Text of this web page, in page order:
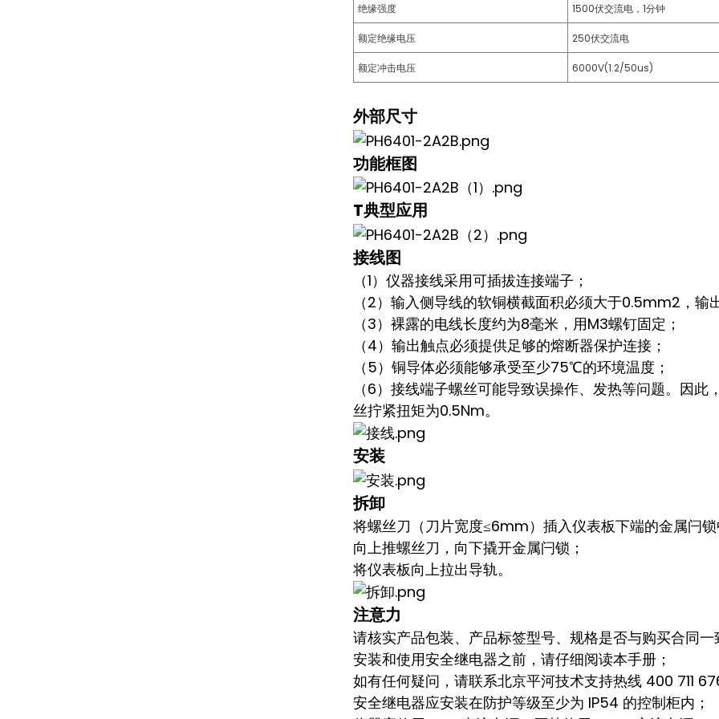
绝缘强度 1500伏交流电，1分钟
额定绝缘电压 250伏交流电
额定冲击电压 6000V(1.2/50us)
外部尺寸
功能框图
T典型应用
接线图
（1）仪器接线采用可插拔连接端子；
（2）输入侧导线的软铜横截面积必须大于0.5mm2，输
（3）裸露的电线长度约为8毫米，用M3螺钉固定；
（4）输出触点必须提供足够的熔断器保护连接；
（5）铜导体必须能够承受至少75℃的环境温度；
（6）接线端子螺丝可能导致误操作、发热等问题。因
丝拧紧扭矩为0.5Nm。
安装
拆卸
将螺丝刀（刀片宽度≤6mm）插入仪表板下端的金属闩锁
向上推螺丝刀，向下撬开金属闩锁；
将仪表板向上拉出导轨。
注意力
请核实产品包装、产品标签型号、规格是否与购买合同一
安装和使用安全继电器之前，请仔细阅读本手册；
如有任何疑问，请联系北京平河技术支持热线 400 711
安全继电器应安装在防护等级至少为 IP54 的控制柜内；